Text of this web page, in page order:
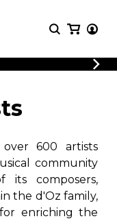
Methods
Solo Guitar
2 Guitars
3 Guitars
4 Guitars
600 artists
community
its composers,
the d'Oz family,
enriching the